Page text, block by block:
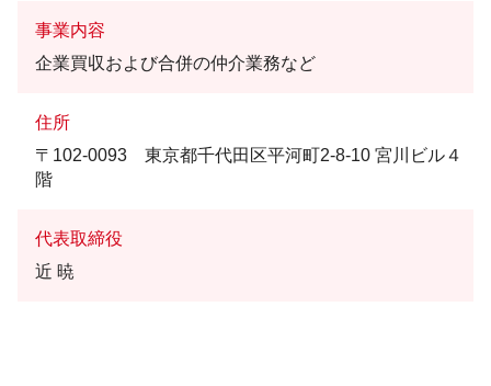
事業内容
企業買収および合併の仲介業務など
住所
〒102-0093 東京都千代田区平河町2-8-10 宮川ビル４
階
代表取締役
近 暁